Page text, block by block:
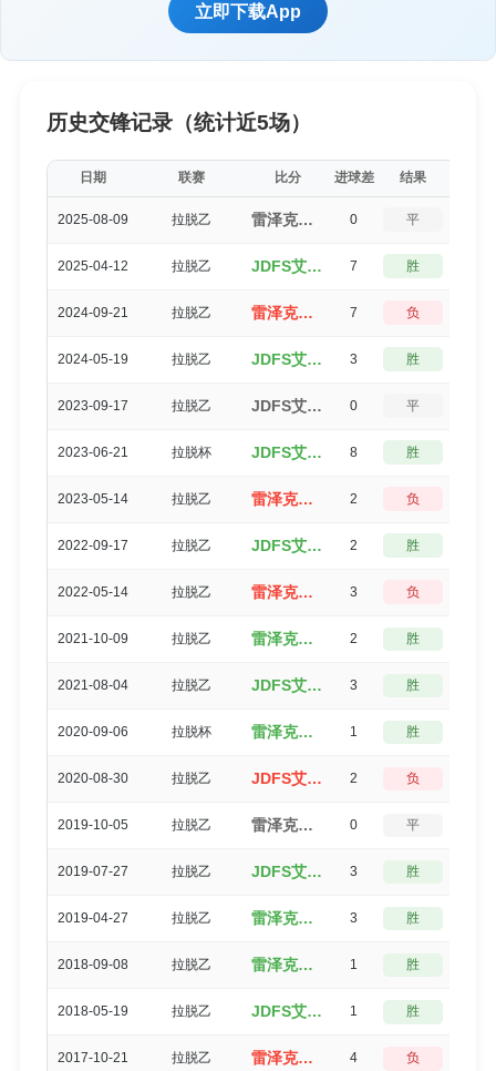
立即下载App
历史交锋记录（统计近5场）
日期 联赛 比分 进球差 结果
2025-08-09 拉脱乙 雷泽克内（0-0）JDFS艾尔贝茨 0 平
2025-04-12 拉脱乙 JDFS艾尔贝茨（8-1）雷泽克内 7 胜
2024-09-21 拉脱乙 雷泽克内（0-7）JDFS艾尔贝茨 7 负
2024-05-19 拉脱乙 JDFS艾尔贝茨（3-0）雷泽克内 3 胜
2023-09-17 拉脱乙 JDFS艾尔贝茨（1-1）雷泽克内 0 平
2023-06-21 拉脱杯 JDFS艾尔贝茨（8-0）雷泽克内 8 胜
2023-05-14 拉脱乙 雷泽克内（1-3）JDFS艾尔贝茨 2 负
2022-09-17 拉脱乙 JDFS艾尔贝茨（2-0）雷泽克内 2 胜
2022-05-14 拉脱乙 雷泽克内（1-4）JDFS艾尔贝茨 3 负
2021-10-09 拉脱乙 雷泽克内（2-0）JDFS艾尔贝茨 2 胜
2021-08-04 拉脱乙 JDFS艾尔贝茨（4-1）雷泽克内 3 胜
2020-09-06 拉脱杯 雷泽克内（2-1）JDFS艾尔贝茨 1 胜
2020-08-30 拉脱乙 JDFS艾尔贝茨（0-2）雷泽克内 2 负
2019-10-05 拉脱乙 雷泽克内（2-2）JDFS艾尔贝茨 0 平
2019-07-27 拉脱乙 JDFS艾尔贝茨（4-1）雷泽克内 3 胜
2019-04-27 拉脱乙 雷泽克内（3-0）JDFS艾尔贝茨 3 胜
2018-09-08 拉脱乙 雷泽克内（4-3）JDFS艾尔贝茨 1 胜
2018-05-19 拉脱乙 JDFS艾尔贝茨（2-1）雷泽克内 1 胜
2017-10-21 拉脱乙 雷泽克内（1-5）JDFS艾尔贝茨 4 负